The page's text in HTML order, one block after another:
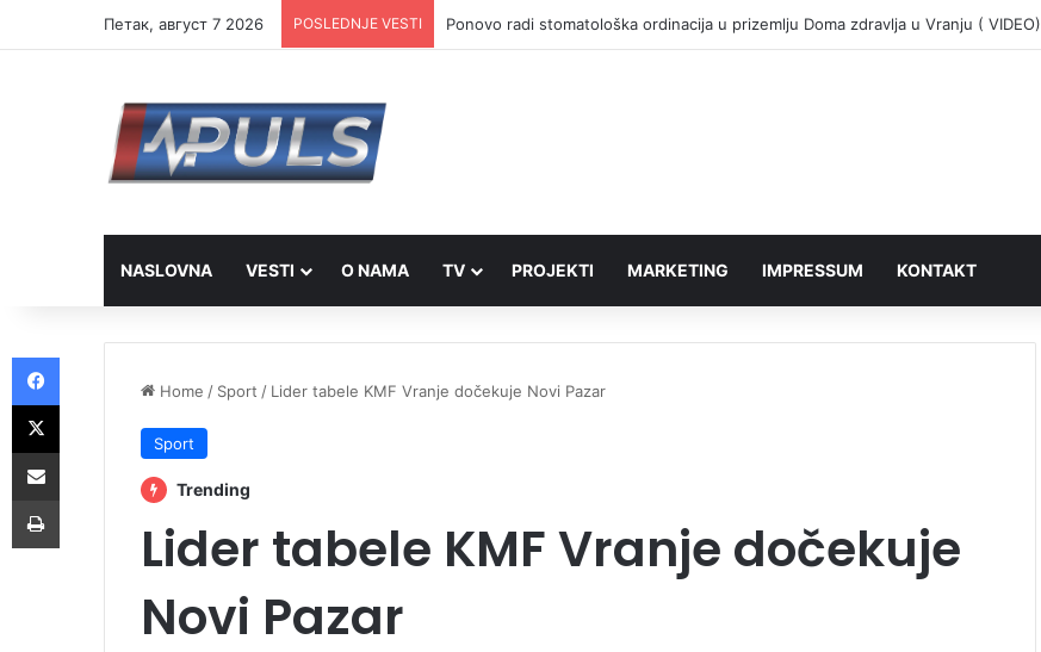
Петак, август 7 2026 POSLEDNJE VESTI Ponovo radi stomatološka ordinacija u prizemlju Doma zdravlja u Vranju ( VIDEO)
NASLOVNA VESTI O NAMA TV PROJEKTI MARKETING IMPRESSUM KONTAKT
Home / Sport / Lider tabele KMF Vranje dočekuje Novi Pazar
Sport
Trending
Lider tabele KMF Vranje dočekuje
Novi Pazar
Facebook
X
Share via Email